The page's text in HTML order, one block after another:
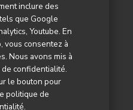
inclure des
que Google
Youtube. En
vous consentez à
Nous avons mis à
confidentialité.
le bouton pour
politique de